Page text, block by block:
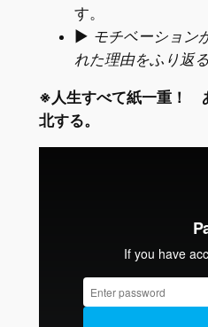
す。
▶ モチベーション
れた理由をふり返る
※人生すべて紙一重！
北する。